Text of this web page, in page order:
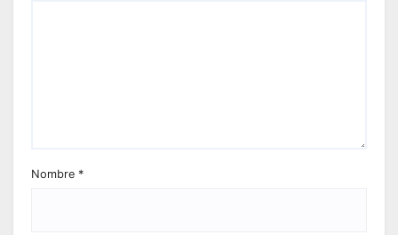
Nombre *